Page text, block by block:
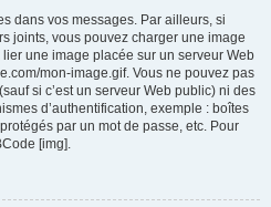
dans vos messages. Par ailleurs, si
joints, vous pouvez charger une image
une image placée sur un serveur Web
mon-image.gif. Vous ne pouvez pas
si c’est un serveur Web public) ni des
d’authentification, exemple : boîtes
par un mot de passe, etc. Pour
[img].